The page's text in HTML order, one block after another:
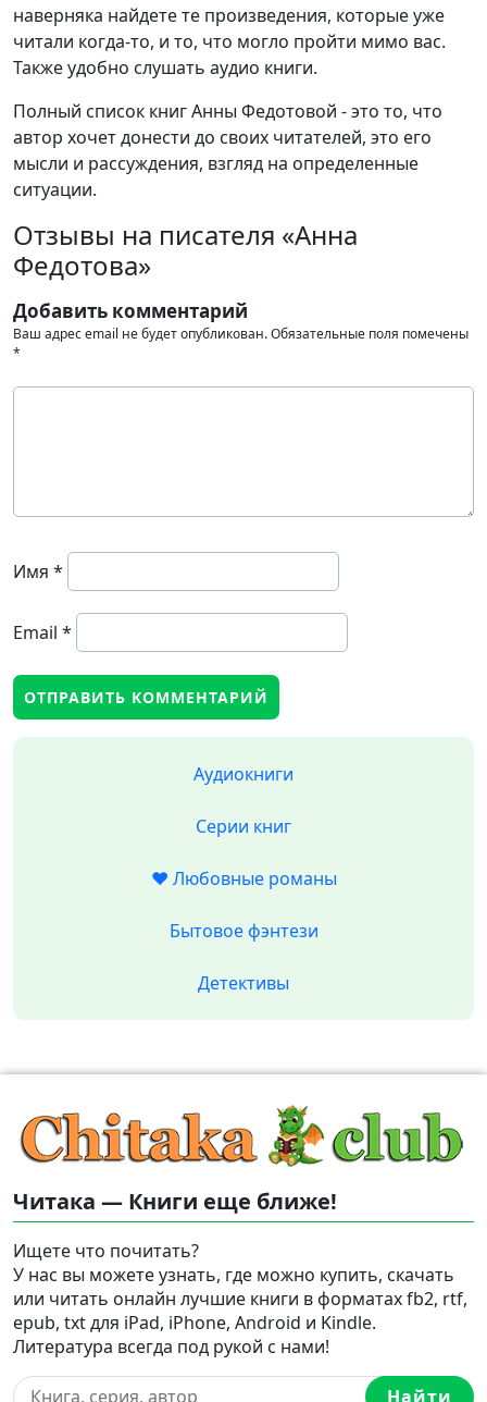
наверняка найдете те произведения, которые уже
читали когда-то, и то, что могло пройти мимо вас.
Также удобно слушать аудио книги.
Полный список книг Анны Федотовой - это то, что
автор хочет донести до своих читателей, это его
мысли и рассуждения, взгляд на определенные
ситуации.
Отзывы на писателя «Анна
Федотова»
Добавить комментарий
Ваш адрес email не будет опубликован.Обязательные поля помечены
*
Имя *
Email *
Аудиокниги
Серии книг
❤️ Любовные романы
Бытовое фэнтези
Детективы
Читака — Книги еще ближе!
Ищете что почитать?
У нас вы можете узнать, где можно купить, скачать
или читать онлайн лучшие книги в форматах fb2, rtf,
epub, txt для iPad, iPhone, Android и Kindle.
Литература всегда под рукой с нами!
Найти